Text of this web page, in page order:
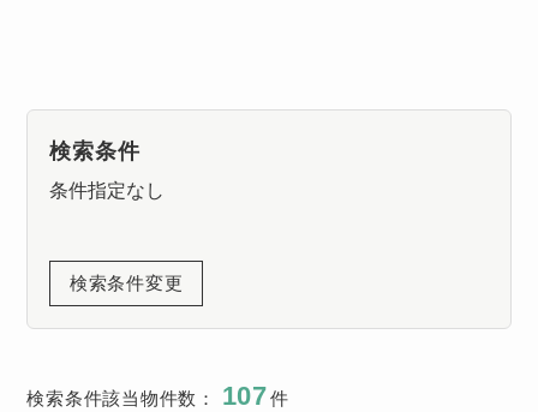
検索条件
条件指定なし
検索条件変更
検索条件該当物件数： 107件